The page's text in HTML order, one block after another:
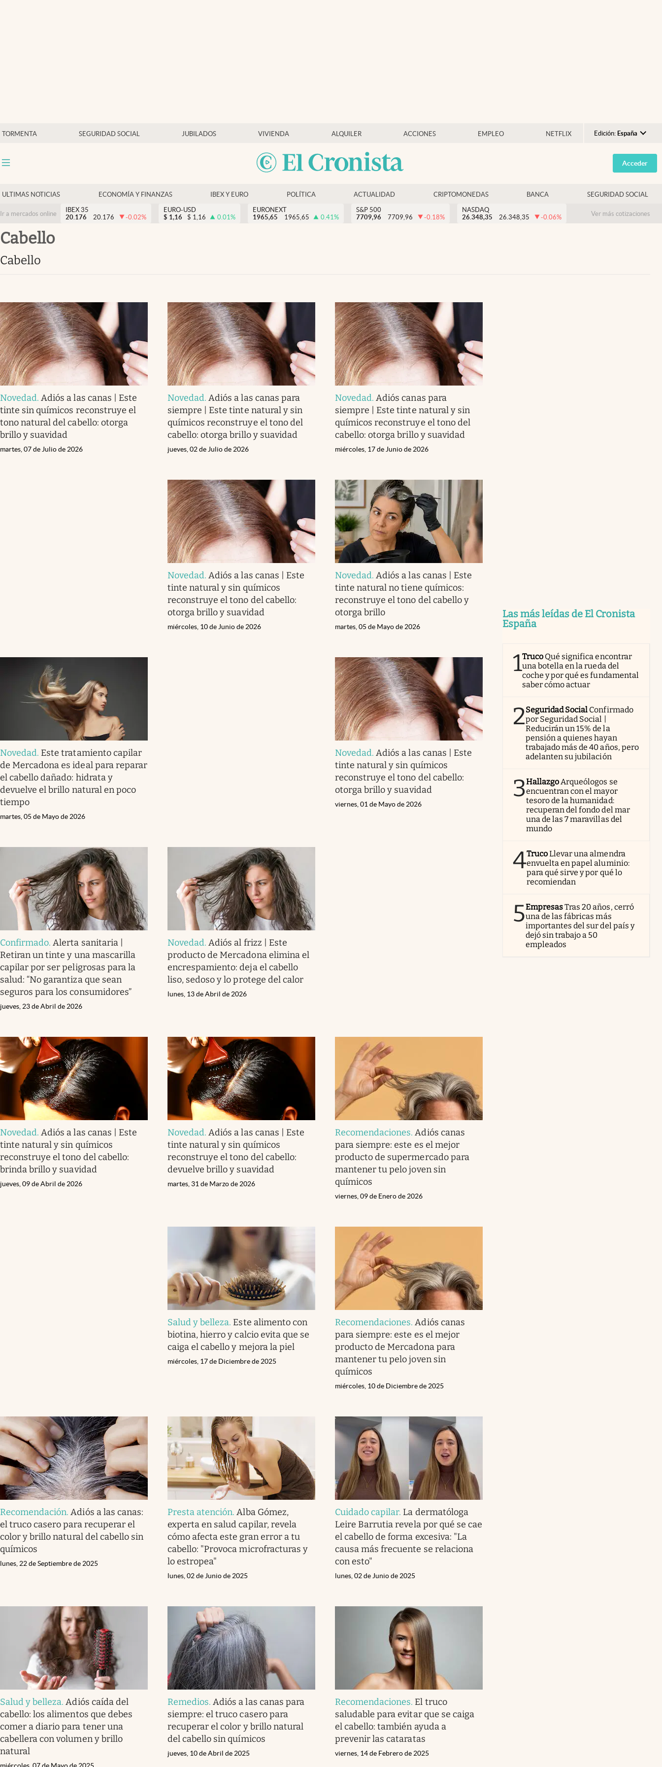
TORMENTA SEGURIDAD SOCIAL JUBILADOS VIVIENDA ALQUILER ACCIONES EMPLEO NETFLIX Edición: España
Argentina
España
USA
Colombia
Acceder
ULTIMAS NOTICIAS ECONOMÍA Y FINANZAS IBEX Y EURO POLÍTICA ACTUALIDAD CRIPTOMONEDAS BANCA SEGURIDAD SOCIAL
Ir a mercados online
IBEX 35
20.176
20.176 -0.02%
EURO-USD
$ 1,16 $ 1,16 0.01%
EURONEXT
1965,65
1965,65 0.41%
S&P 500
7709,96
7709,96 -0.18%
NASDAQ
26.348,35
26.348,35 -0.06% Ver más cotizaciones
Cabello
Cabello
Novedad.Adiós a las canas | Este
tinte sin químicos reconstruye el
tono natural del cabello: otorga
brillo y suavidad
martes, 07 de Julio de 2026
Novedad.Adiós a las canas para
siempre | Este tinte natural y sin
químicos reconstruye el tono del
cabello: otorga brillo y suavidad
jueves, 02 de Julio de 2026
Novedad.Adiós canas para
siempre | Este tinte natural y sin
químicos reconstruye el tono del
cabello: otorga brillo y suavidad
miércoles, 17 de Junio de 2026
Novedad.Adiós a las canas | Este
tinte natural y sin químicos
reconstruye el tono del cabello:
otorga brillo y suavidad
miércoles, 10 de Junio de 2026
Novedad.Adiós a las canas | Este
tinte natural no tiene químicos:
reconstruye el tono del cabello y
otorga brillo
martes, 05 de Mayo de 2026
Novedad. Este tratamiento capilar
de Mercadona es ideal para reparar
el cabello dañado: hidrata y
devuelve el brillo natural en poco
tiempo
martes, 05 de Mayo de 2026
Novedad.Adiós a las canas | Este
tinte natural y sin químicos
reconstruye el tono del cabello:
otorga brillo y suavidad
viernes, 01 de Mayo de 2026
Confirmado.Alerta sanitaria |
Retiran un tinte y una mascarilla
capilar por ser peligrosas para la
salud: “No garantiza que sean
seguros para los consumidores”
jueves, 23 de Abril de 2026
Novedad.Adiós al frizz | Este
producto de Mercadona elimina el
encrespamiento: deja el cabello
liso, sedoso y lo protege del calor
lunes, 13 de Abril de 2026
Novedad.Adiós a las canas | Este
tinte natural y sin químicos
reconstruye el tono del cabello:
brinda brillo y suavidad
jueves, 09 de Abril de 2026
Novedad.Adiós a las canas | Este
tinte natural y sin químicos
reconstruye el tono del cabello:
devuelve brillo y suavidad
martes, 31 de Marzo de 2026
Recomendaciones.Adiós canas
para siempre: este es el mejor
producto de supermercado para
mantener tu pelo joven sin
químicos
viernes, 09 de Enero de 2026
Salud y belleza. Este alimento con
biotina, hierro y calcio evita que se
caiga el cabello y mejora la piel
miércoles, 17 de Diciembre de 2025
Recomendaciones.Adiós canas
para siempre: este es el mejor
producto de Mercadona para
mantener tu pelo joven sin
químicos
miércoles, 10 de Diciembre de 2025
Recomendación.Adiós a las canas:
el truco casero para recuperar el
color y brillo natural del cabello sin
químicos
lunes, 22 de Septiembre de 2025
Presta atención.Alba Gómez,
experta en salud capilar, revela
cómo afecta este gran error a tu
cabello: "Provoca microfracturas y
lo estropea"
lunes, 02 de Junio de 2025
Cuidado capilar. La dermatóloga
Leire Barrutia revela por qué se cae
el cabello de forma excesiva: "La
causa más frecuente se relaciona
con esto"
lunes, 02 de Junio de 2025
Salud y belleza.Adiós caída del
cabello: los alimentos que debes
comer a diario para tener una
cabellera con volumen y brillo
natural
miércoles, 07 de Mayo de 2025
Remedios.Adiós a las canas para
siempre: el truco casero para
recuperar el color y brillo natural
del cabello sin químicos
jueves, 10 de Abril de 2025
Recomendaciones. El truco
saludable para evitar que se caiga
el cabello: también ayuda a
prevenir las cataratas
viernes, 14 de Febrero de 2025
Las más leídas de El Cronista
España
1Truco Qué significa encontrar
una botella en la rueda del
coche y por qué es fundamental
saber cómo actuar
2Seguridad Social Confirmado
por Seguridad Social |
Reducirán un 15% de la
pensión a quienes hayan
trabajado más de 40 años, pero
adelanten su jubilación
3Hallazgo Arqueólogos se
encuentran con el mayor
tesoro de la humanidad:
recuperan del fondo del mar
una de las 7 maravillas del
mundo
4TrucoLlevar una almendra
envuelta en papel aluminio:
para qué sirve y por qué lo
recomiendan
5EmpresasTras 20 años, cerró
una de las fábricas más
importantes del sur del país y
dejó sin trabajo a 50
empleados